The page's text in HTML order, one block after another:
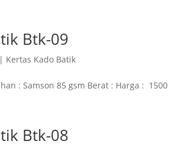
Btk-09
| Kertas Kado Batik
: Samson 85 gsm Berat : Harga : 1500
Btk-08